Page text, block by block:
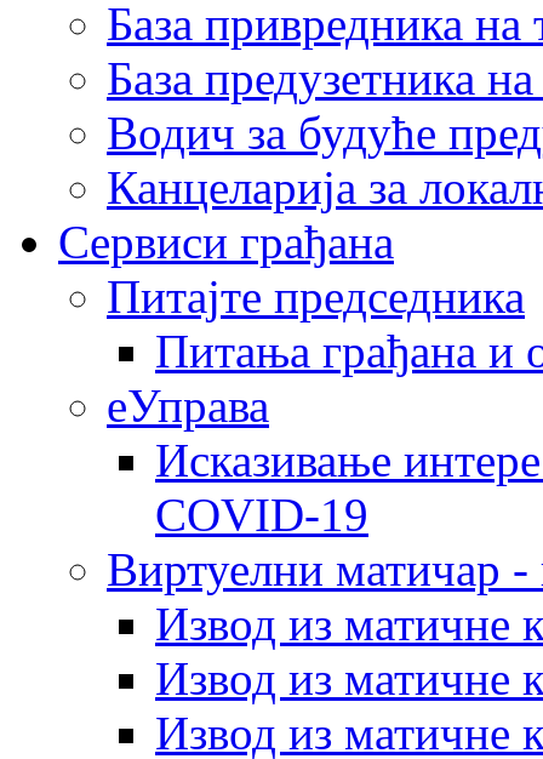
База привредника
База предузетника
Водич за будуће
Канцеларија за
Сервиси грађана
Питајте председника
Питања грађана и
еУправа
Исказивање
COVID-19
Виртуелни матичар -
Извод из матичне
Извод из матичне
Извод из матичне